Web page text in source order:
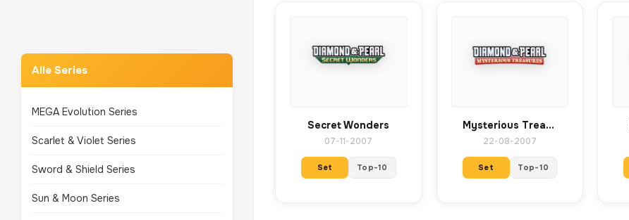
Alle Series
MEGA Evolution Series
Scarlet & Violet Series
Sword & Shield Series
Sun & Moon Series
Secret Wonders
07-11-2007
Set Top-10
Mysterious Treasures
22-08-2007
Set Top-10